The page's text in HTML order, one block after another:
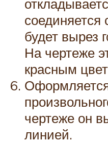
соединяется
будет вырез
На чертеже
красным
чертеже он
линией.